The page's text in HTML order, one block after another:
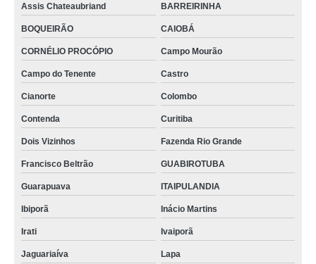
Assis Chateaubriand BARREIRINHA
BOQUEIRÃO CAIOBÁ
CORNÉLIO PROCÓPIO Campo Mourão
Campo do Tenente Castro
Cianorte Colombo
Contenda Curitiba
Dois Vizinhos Fazenda Rio Grande
Francisco Beltrão GUABIROTUBA
Guarapuava ITAIPULANDIA
Ibiporã Inácio Martins
Irati Ivaiporã
Jaguariaíva Lapa